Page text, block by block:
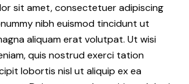
sit amet, consectetuer adipiscing
nibh euismod tincidunt ut
aliquam erat volutpat. Ut wisi
quis nostrud exerci tation
lobortis nisl ut aliquip ex ea